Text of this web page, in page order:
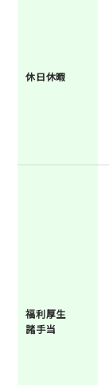
休日休暇
福利厚生
諸手当